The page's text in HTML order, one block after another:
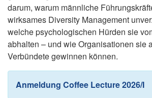
darum, warum männliche
wirksames Diversity Management
welche psychologischen Hürden sie
abhalten – und wie Organisationen sie
Verbündete gewinnen können.
Anmeldung Coffee Lecture 2026/I